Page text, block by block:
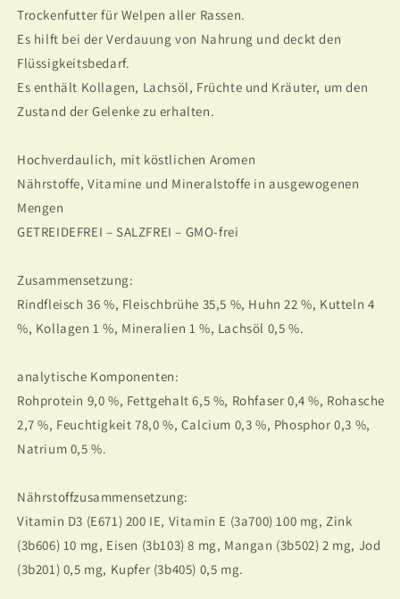
Trockenfutter für Welpen aller Rassen.
Es hilft bei der Verdauung von Nahrung und deckt den
Flüssigkeitsbedarf.
Es enthält Kollagen, Lachsöl, Früchte und Kräuter, um den
Zustand der Gelenke zu erhalten.
Hochverdaulich, mit köstlichen Aromen
Nährstoffe, Vitamine und Mineralstoffe in ausgewogenen
Mengen
GETREIDEFREI – SALZFREI – GMO-frei
Zusammensetzung:
Rindfleisch 36 %, Fleischbrühe 35,5 %, Huhn 22 %, Kutteln 4
%, Kollagen 1 %, Mineralien 1 %, Lachsöl 0,5 %.
analytische Komponenten:
Rohprotein 9,0 %, Fettgehalt 6,5 %, Rohfaser 0,4 %, Rohasche
2,7 %, Feuchtigkeit 78,0 %, Calcium 0,3 %, Phosphor 0,3 %,
Natrium 0,5 %.
Nährstoffzusammensetzung:
Vitamin D3 (E671) 200 IE, Vitamin E (3a700) 100 mg, Zink
(3b606) 10 mg, Eisen (3b103) 8 mg, Mangan (3b502) 2 mg, Jod
(3b201) 0,5 mg, Kupfer (3b405) 0,5 mg.